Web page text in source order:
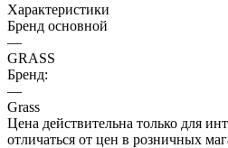
Характеристики
Бренд основной
—
GRASS
Бренд:
—
Grass
Цена действительна только для
отличаться от цен в розничных